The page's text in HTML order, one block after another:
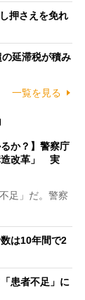
押さえを免れ
延滞税が積み
一覧を見る
か？】警察庁
造改革」 実
足」だ。警察
は10年間で2
患者不足」に